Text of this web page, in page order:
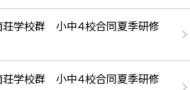
学校群 小中４校合同夏季研修
学校群 小中４校合同夏季研修